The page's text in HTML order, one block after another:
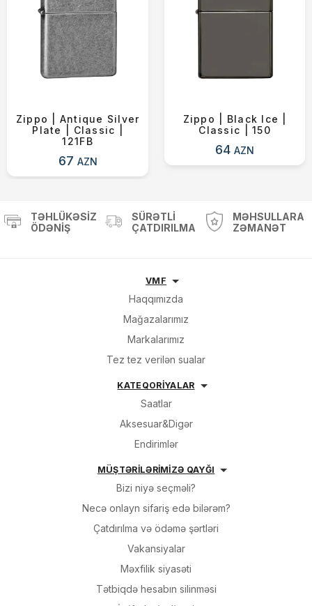
Zippo | Antique Silver
Plate | Classic |
121FB
67 AZN
Zippo | Black Ice |
Classic | 150
64AZN
TƏHLÜKƏSIZ
ÖDƏNIŞ
SÜRƏTLI
ÇATDIRILMA
MƏHSULLARA
ZƏMANƏT
VMF
Haqqımızda
Mağazalarımız
Markalarımız
Tez tez verilən sualar
KATEQORİYALAR
Saatlar
Aksesuar&Digər
Endirimlər
MÜŞTƏRİLƏRİMİZƏ QAYĞI
Bizi niyə seçməli?
Necə onlayn sifariş edə bilərəm?
Çatdırılma və ödəmə şərtləri
Vakansiyalar
Məxfilik siyasəti
Tətbiqdə hesabın silinməsi